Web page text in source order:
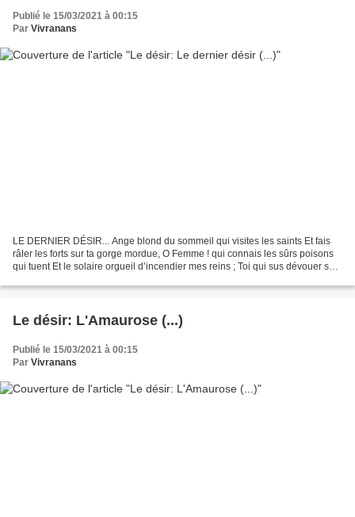
Publié le 15/03/2021 à 00:15
Par Vivranans
LE DERNIER DÉSIR... Ange blond du sommeil qui visites les saints Et fais
râler les forts sur ta gorge mordue, O Femme ! qui connais les sûrs poisons
qui tuent Et le solaire orgueil d’incendier mes reins ; Toi qui sus dévouer sur
Le désir: L'Amaurose (...)
Publié le 15/03/2021 à 00:15
Par Vivranans